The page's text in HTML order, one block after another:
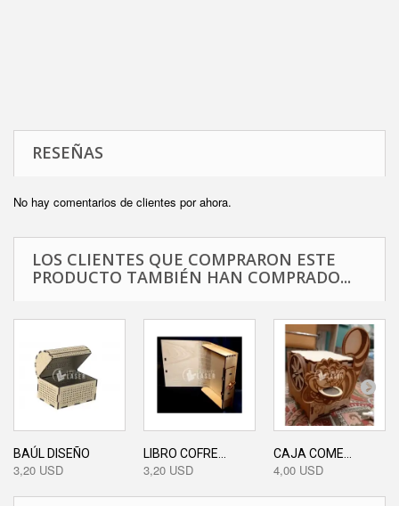
RESEÑAS
No hay comentarios de clientes por ahora.
LOS CLIENTES QUE COMPRARON ESTE
PRODUCTO TAMBIÉN HAN COMPRADO...
BAÚL DISEÑO
3,20 USD
LIBRO COFRE...
3,20 USD
CAJA COME...
4,00 USD